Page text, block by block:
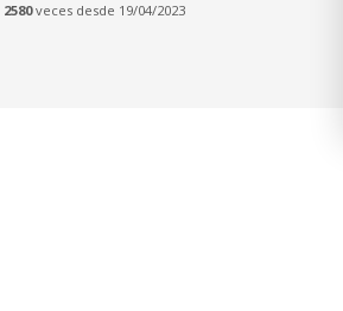
2580veces desde 19/04/2023